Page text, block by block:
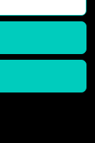
الإحصائيات